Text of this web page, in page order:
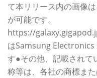
て本リリース内の画像
が可能です。
https://
はSamsung Electronics
す●その他、記載されて
称等は、各社の商標ま